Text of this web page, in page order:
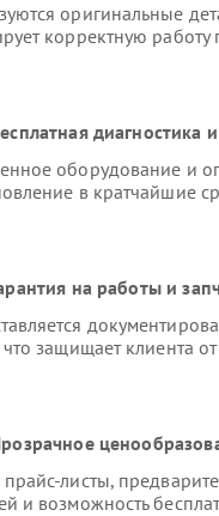
оригинальные
корректную
диагностика
оборудование и
в кратчайшие
на работы и
что защищает клиента
листы,
и возможность